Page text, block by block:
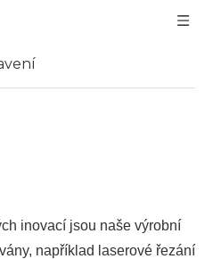
inovací jsou naše výrobní
například laserové řezání